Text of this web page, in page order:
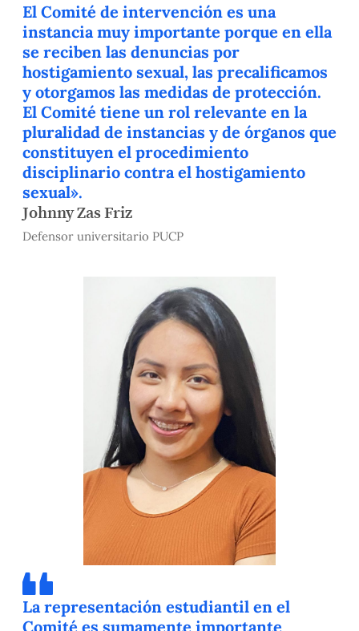
El Comité de intervención es una
instancia muy importante porque en ella
se reciben las denuncias por
hostigamiento sexual, las precalificamos
y otorgamos las medidas de protección.
El Comité tiene un rol relevante en la
pluralidad de instancias y de órganos que
constituyen el procedimiento
disciplinario contra el hostigamiento
sexual».
Johnny Zas Friz
Defensor universitario PUCP
La representación estudiantil en el
Comité es sumamente importante